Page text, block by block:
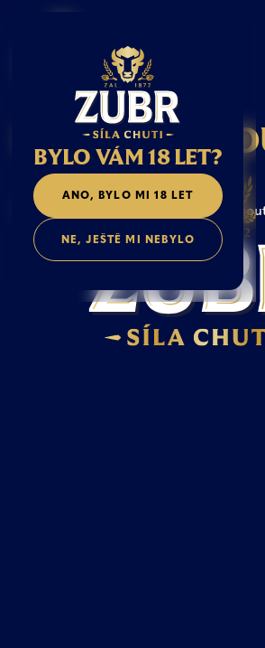
BYLO VÁM 18 LET?
ANO, BYLO MI 18 LET
NE, JEŠTĚ MI NEBYLO
PR AVIDLAS O
Nyní v Zubřím světě neběží žádná